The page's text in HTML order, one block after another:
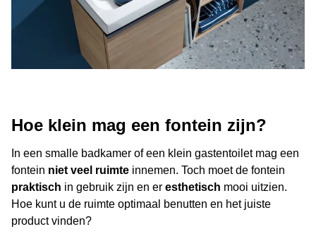
Hoe klein mag een fontein zijn?
In een smalle badkamer of een klein gastentoilet mag een
fontein niet veel ruimte innemen. Toch moet de fontein
praktisch in gebruik zijn en er esthetisch mooi uitzien.
Hoe kunt u de ruimte optimaal benutten en het juiste
product vinden?